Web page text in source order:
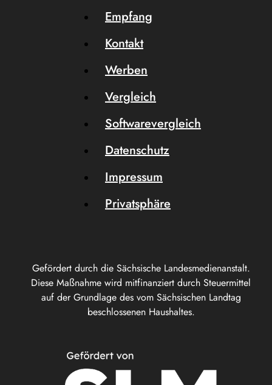
Gefördert durch die Sächsische Landesmedienanstalt.
Diese Maßnahme wird mitfinanziert durch Steuermittel
auf der Grundlage des vom Sächsischen Landtag
beschlossenen Haushaltes.
Empfang
Kontakt
Werben
Vergleich
Softwarevergleich
Datenschutz
Impressum
Privatsphäre